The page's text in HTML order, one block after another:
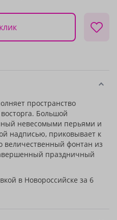
пространство
Большой
невесомыми перьями и
надписью, приковывает к
величественный фонтан из
праздничный
в Новороссийске за 6